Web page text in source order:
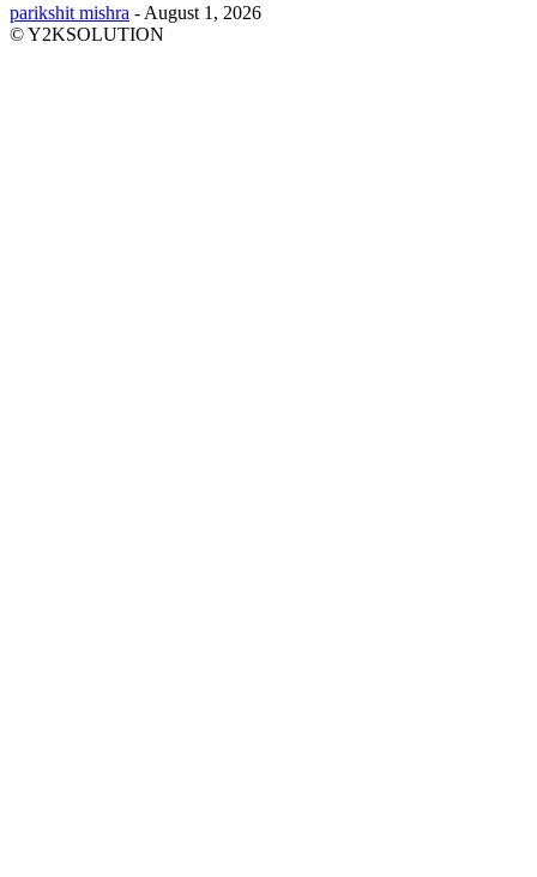
parikshit mishra - August 1, 2026
© Y2KSOLUTION